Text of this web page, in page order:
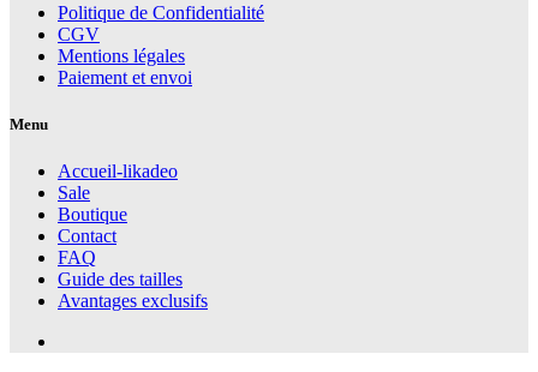
Politique de Confidentialité
CGV
Mentions légales
Paiement et envoi
Menu
Accueil-likadeo
Sale
Boutique
Contact
FAQ
Guide des tailles
Avantages exclusifs